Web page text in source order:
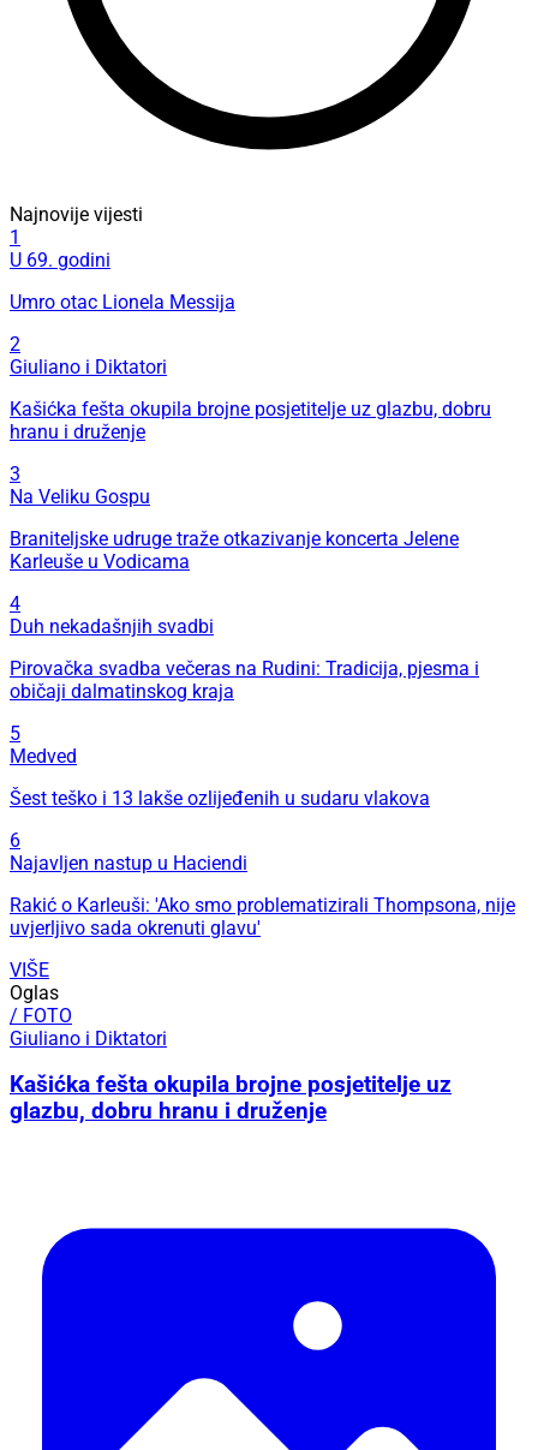
Najnovije vijesti
1
U 69. godini
Umro otac Lionela Messija
2
Giuliano i Diktatori
Kašićka fešta okupila brojne posjetitelje uz glazbu, dobru
hranu i druženje
3
Na Veliku Gospu
Braniteljske udruge traže otkazivanje koncerta Jelene
Karleuše u Vodicama
4
Duh nekadašnjih svadbi
Pirovačka svadba večeras na Rudini: Tradicija, pjesma i
običaji dalmatinskog kraja
5
Medved
Šest teško i 13 lakše ozlijeđenih u sudaru vlakova
6
Najavljen nastup u Haciendi
Rakić o Karleuši: 'Ako smo problematizirali Thompsona, nije
uvjerljivo sada okrenuti glavu'
VIŠE
Oglas
/ FOTO
Giuliano i Diktatori
Kašićka fešta okupila brojne posjetitelje uz
glazbu, dobru hranu i druženje